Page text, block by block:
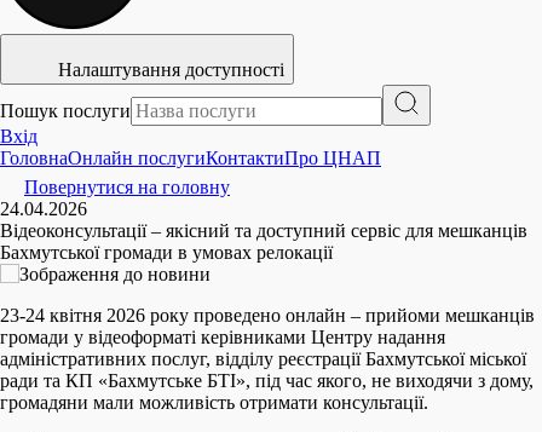
Налаштування доступності
Пошук послуги
Вхід
ГоловнаОнлайн послугиКонтактиПро ЦНАП
Повернутися на головну
24.04.2026
Відеоконсультації – якісний та доступний сервіс для мешканців
Бахмутської громади в умовах релокації
23-24 квітня 2026 року проведено онлайн – прийоми мешканців
громади у відеоформаті керівниками Центру надання
адміністративних послуг, відділу реєстрації Бахмутської міської
ради та КП «Бахмутське БТІ», під час якого, не виходячи з дому,
громадяни мали можливість отримати консультації.